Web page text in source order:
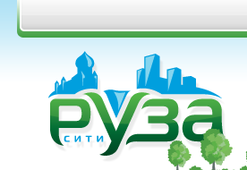
Перейти к основному содержанию